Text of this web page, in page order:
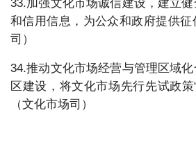
33.加强文化市场诚信建设，建立
和信用信息，为公众和政府提供
司）
34.推动文化市场经营与管理区域
区建设，将文化市场先行先试政策
（文化市场司）